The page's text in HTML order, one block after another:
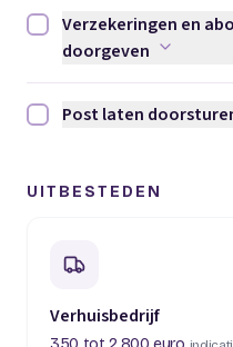
Verzekeringen en
Verzekeringen en
doorgeven
Post laten doorsturen
Post laten
UITBESTEDEN
Verhuisbedrijf